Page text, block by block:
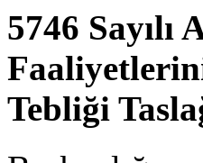
5746 Sayılı
Tebliği